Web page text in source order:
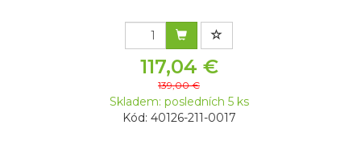
117,04 €
139,00 €
Skladem: posledních 5 ks
Kód: 40126-211-0017